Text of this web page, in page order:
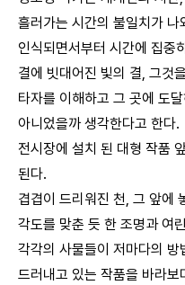
흘러가는 시간의 불일치가
인식되면서부터 시간에 집중
결에 빗대어진 빛의 결, 그것
타자를 이해하고 그 곳에 도
아니었을까 생각한다고 한다.
전시장에 설치 된 대형 작품
된다.
겹겹이 드리워진 천, 그 앞에
각도를 맞춘 듯 한 조명과 여
각각의 사물들이 저마다의
드러내고 있는 작품을 바라보